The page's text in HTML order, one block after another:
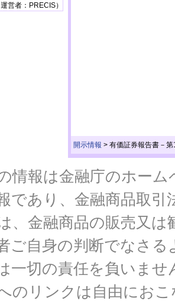
開示情報 > 有価証券報告書－
運営者：PRECIS）
情報は金融庁のホー
であり、金融商品取
、金融商品の販売又
ご自身の判断でなさ
一切の責任を負いませ
のリンクは自由にお